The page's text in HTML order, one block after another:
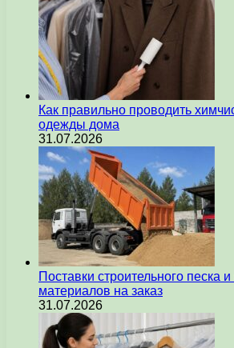
Как правильно проводить
одежды дома
31.07.2026
Поставки строительного песка
материалов на заказ
31.07.2026